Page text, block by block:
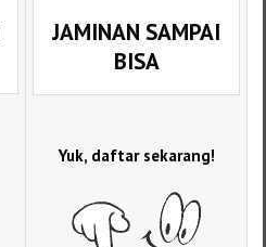
JAMINAN SAMPAI
BISA
Yuk, daftar sekarang!